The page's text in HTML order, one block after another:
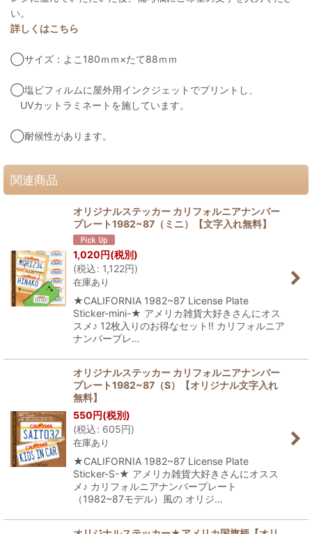
い。
詳しくはこちら
◯サイズ：よこ180ｍｍ×たて88ｍｍ
◯塩ビフィルムに屋外用インクジェットでプリントし、
UVカットラミネートを施しています。
◯耐候性があります。
関連商品
オリジナルステッカー カリフォルニアナンバー
プレート1982~87（ミニ）【文字入れ無料】
1,020円(税別)
(税込: 1,122円)
在庫あり
★CALIFORNIA 1982~87 License Plate
Sticker-mini-★ アメリカ雑貨大好きさんにオス
スメ♪ 12枚入りのお得なセット!! カリフォルニア
ナンバープレ…
オリジナルステッカー カリフォルニアナンバー
プレート1982~87（S）【オリジナル文字入れ
無料】
550円(税別)
(税込: 605円)
在庫あり
★CALIFORNIA 1982~87 License Plate
Sticker-S-★ アメリカ雑貨大好きさんにオスス
メ♪ カリフォルニアナンバープレート
（1982~87モデル）風の オリジ…